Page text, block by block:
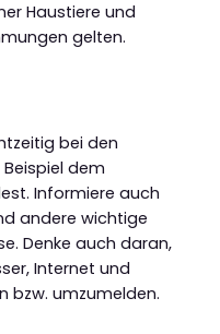
Haustiere und
gelten.
bei den
dem
Informiere auch
andere wichtige
Denke auch daran,
Internet und
bzw. umzumelden.